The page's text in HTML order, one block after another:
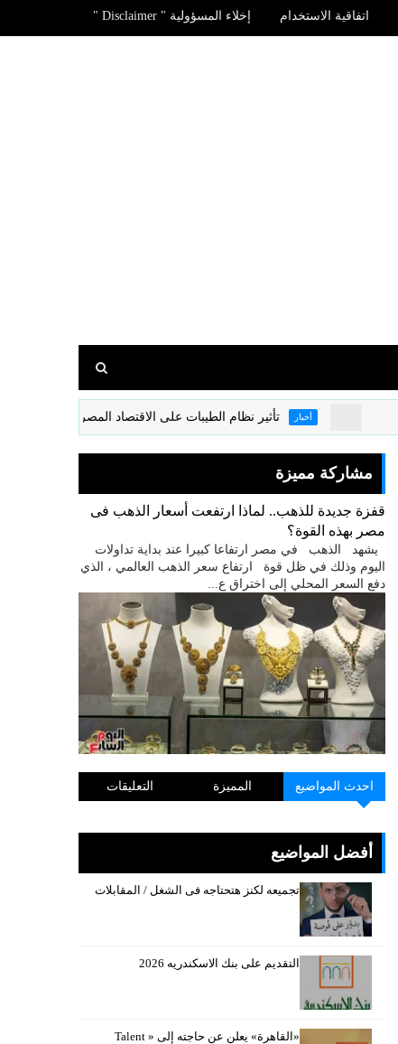
اتفاقية الاستخدام إخلاء المسؤولية " Disclaimer "
تأثير نظام الطيبات على الاقتصاد المصرى
مشاركة مميزة
قفزة جديدة للذهب.. لماذا ارتفعت أسعار الذهب فى
مصر بهذه القوة؟
يشهد الذهب في مصر ارتفاعا كبيرا عند بداية تداولات
اليوم وذلك في ظل قوة ارتفاع سعر الذهب العالمي ، الذي
دفع السعر المحلي إلى اختراق ع...
احدث المواضيع المميزة التعليقات
أفضل المواضيع
تجميعه لكنز هتحتاجه فى الشغل / المقابلات
التقديم على بنك الاسكندريه 2026
«القاهرة» يعلن عن حاجته إلى « Talent